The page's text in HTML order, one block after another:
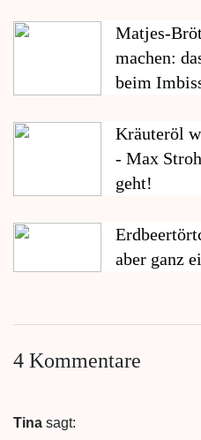
Matjes-
machen:
beim
Kräuteröl
- Max
geht!
aber ganz
4 Kommentare
Tina sagt: